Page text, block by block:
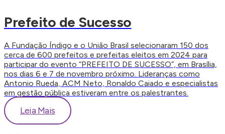
Prefeito de Sucesso
A Fundação Índigo e o União Brasil selecionaram 150 dos
cerca de 600 prefeitos e prefeitas eleitos em 2024 para
participar do evento “PREFEITO DE SUCESSO”, em Brasília,
nos dias 6 e 7 de novembro próximo. Lideranças como
Antonio Rueda, ACM Neto, Ronaldo Caiado e especialistas
em gestão pública estiveram entre os palestrantes.
Leia Mais